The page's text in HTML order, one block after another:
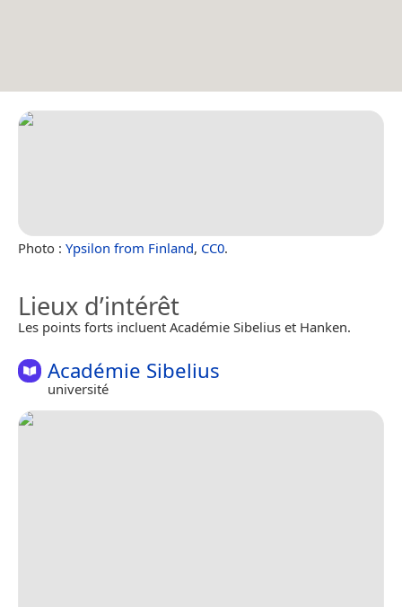
Photo : Ypsilon from Finland, CC0.
Lieux d’intérêt
Les points forts incluent Académie Sibelius et Hanken.
Académie Sibelius
université